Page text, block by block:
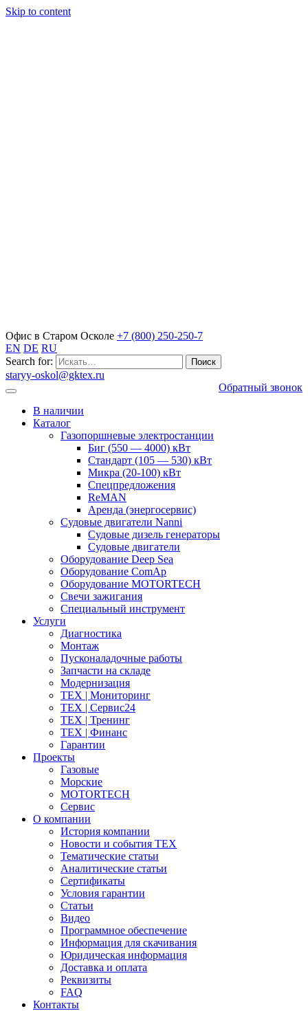
Skip to content
Офис в Старом Осколе +7 (800) 250-250-7
EN DE RU
Search for:
staryy-oskol@gktex.ru
Обратный звонок
В наличии
Каталог
Газопоршневые электростанции
Биг (550 — 4000) кВт
Стандарт (105 — 530) кВт
Микра (20-100) кВт
Спецпредложения
ReMAN
Аренда (энергосервис)
Судовые двигатели Nanni
Судовые дизель генераторы
Судовые двигатели
Оборудование Deep Sea
Оборудование ComAp
Оборудование MOTORTECH
Свечи зажигания
Специальный инструмент
Услуги
Диагностика
Монтаж
Пусконаладочные работы
Запчасти на складе
Модернизация
ТЕХ | Мониторинг
ТЕХ | Сервис24
ТЕХ | Тренинг
ТЕХ | Финанс
Гарантии
Проекты
Газовые
Морские
MOTORTECH
Сервис
О компании
История компании
Новости и события ТЕХ
Тематические статьи
Аналитические статьи
Сертификаты
Условия гарантии
Статьи
Видео
Программное обеспечение
Информация для скачивания
Юридическая информация
Доставка и оплата
Реквизиты
FAQ
Контакты